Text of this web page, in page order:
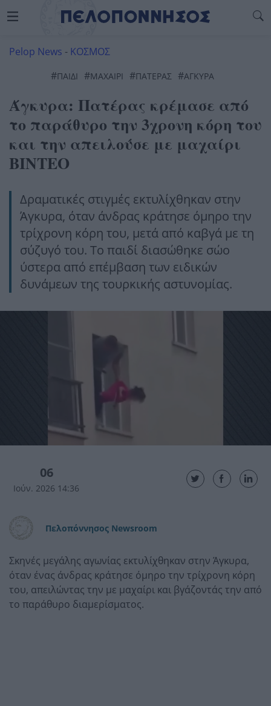
Pelop News - ΚΟΣΜΟΣ
#ΠΑΙΔΊ #ΜΑΧΑΙΡΙ #ΠΑΤΕΡΑΣ #ΑΓΚΥΡΑ
Άγκυρα: Πατέρας κρέμασε από
το παράθυρο την 3χρονη κόρη του
και την απειλούσε με μαχαίρι
ΒΙΝΤΕΟ
Δραματικές στιγμές εκτυλίχθηκαν στην
Άγκυρα, όταν άνδρας κράτησε όμηρο την
τρίχρονη κόρη του, μετά από καβγά με τη
σύζυγό του. Το παιδί διασώθηκε σώο
ύστερα από επέμβαση των ειδικών
δυνάμεων της τουρκικής αστυνομίας.
06
Ιούν. 2026 14:36
Πελοπόννησος Newsroom
Σκηνές μεγάλης αγωνίας εκτυλίχθηκαν στην Άγκυρα,
όταν ένας άνδρας κράτησε όμηρο την τρίχρονη κόρη
του, απειλώντας την με μαχαίρι και βγάζοντάς την από
το παράθυρο διαμερίσματος.